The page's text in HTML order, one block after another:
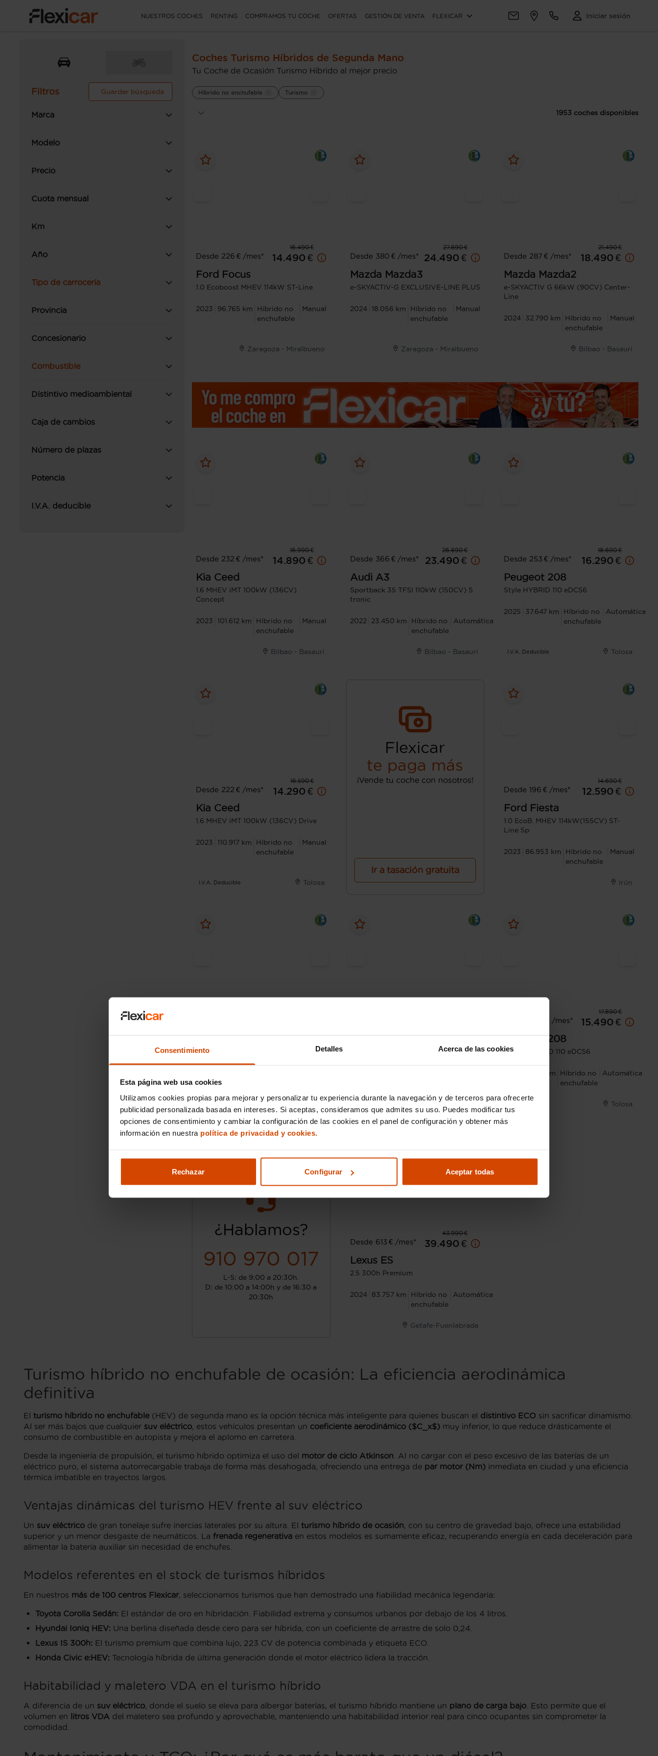
Consentimiento Detalles Acerca de las cookies
Esta página web usa cookies
Utilizamos cookies propias para mejorar y personalizar tu experiencia durante la navegación y de terceros para ofrecerte
publicidad personalizada basada en intereses. Si aceptas, consideramos que admites su uso. Puedes modificar tus
opciones de consentimiento y cambiar la configuración de las cookies en el panel de configuración y obtener más
información en nuestra política de privacidad y cookies.
Rechazar Configurar Aceptar todas
NUESTROS COCHES RENTING COMPRAMOS TU COCHE OFERTAS GESTIÓN DE VENTA FLEXICAR Iniciar sesión
Filtros Guardar búsqueda
Marca
Modelo
Precio
Cuota mensual
Km
Año
Tipo de carrocería
Provincia
Concesionario
Combustible
Distintivo medioambiental
Caja de cambios
Número de plazas
Potencia
I.V.A. deducible
Coches Turismo Híbridos de Segunda Mano
Tu Coche de Ocasión Turismo Híbrido al mejor precio
Híbrido no enchufable Turismo
1953 coches disponibles
16.490 €
Desde 226 € /mes*
14.490 €
Ford Focus
1.0 Ecoboost MHEV 114kW ST-Line
2023 96.765 km
Híbrido no
enchufable
Manual
Zaragoza - Miralbueno
27.890 €
Desde 380 € /mes*
24.490 €
Mazda Mazda3
e-SKYACTIV-G EXCLUSIVE-LINE PLUS
2024 18.056 km
Híbrido no
enchufable
Manual
Zaragoza - Miralbueno
21.490 €
Desde 287 € /mes*
18.490 €
Mazda Mazda2
e-SKYACTIV G 66kW (90CV) Center-
Line
2024 32.790 km
Híbrido no
enchufable
Manual
Bilbao - Basauri
16.990 €
Desde 232 € /mes*
14.890 €
Kia Ceed
1.6 MHEV iMT 100kW (136CV)
Concept
2023 101.612 km
Híbrido no
enchufable
Manual
Bilbao - Basauri
26.890 €
Desde 366 € /mes*
23.490 €
Audi A3
Sportback 35 TFSI 110kW (150CV) S
tronic
2022 23.450 km
Híbrido no
enchufable
Automática
Bilbao - Basauri
18.690 €
Desde 253 € /mes*
16.290 €
Peugeot 208
Style HYBRID 110 eDCS6
2025 37.647 km
Híbrido no
enchufable
Automática
I.V.A. Deducible Tolosa
16.590 €
Desde 222 € /mes*
14.290 €
Kia Ceed
1.6 MHEV iMT 100kW (136CV) Drive
2023 110.917 km
Híbrido no
enchufable
Manual
I.V.A. Deducible Tolosa
Flexicar
te paga más
¡Vende tu coche con nosotros!
Ir a tasación gratuita
14.690 €
Desde 196 € /mes*
12.590 €
Ford Fiesta
1.0 EcoB. MHEV 114kW(155CV) ST-
Line 5p
2023 86.953 km
Híbrido no
enchufable
Manual
Irún
1.0 TGDI 74kW (100CV) 48V N Line
Zaragoza - Cogullada Zaragoza - Cogullada
17.890 €
Desde 240 € /mes*
15.490 €
208
Allure HYBRID 110 eDCS6
8.752 km
Híbrido no
enchufable
Automática
Tolosa
¿Hablamos?
910 970 017
L-S: de 9:00 a 20:30h.
D: de 10:00 a 14:00h y de 16:30 a
20:30h
43.990 €
Desde 613 € /mes*
39.490 €
Lexus ES
2.5 300h Premium
2024 83.757 km
Híbrido no
enchufable
Automática
Getafe-Fuenlabrada
Turismo híbrido no enchufable de ocasión: La eficiencia aerodinámica
definitiva
El turismo híbrido no enchufable (HEV) de segunda mano es la opción técnica más inteligente para quienes buscan el distintivo ECO sin sacrificar dinamismo.
Al ser más bajos que cualquier suv eléctrico, estos vehículos presentan un coeficiente aerodinámico ($C_x$) muy inferior, lo que reduce drásticamente el
consumo de combustible en autopista y mejora el aplomo en carretera.
Desde la ingeniería de propulsión, el turismo híbrido optimiza el uso del motor de ciclo Atkinson . Al no cargar con el peso excesivo de las baterías de un
eléctrico puro, el sistema autorrecargable trabaja de forma más desahogada, ofreciendo una entrega de par motor (Nm) inmediata en ciudad y una eficiencia
térmica imbatible en trayectos largos.
Ventajas dinámicas del turismo HEV frente al suv eléctrico
Un suv eléctrico de gran tonelaje sufre inercias laterales por su altura. El turismo híbrido de ocasión, con su centro de gravedad bajo, ofrece una estabilidad
superior y un menor desgaste de neumáticos. La frenada regenerativa en estos modelos es sumamente eficaz, recuperando energía en cada deceleración para
alimentar la batería auxiliar sin necesidad de enchufes.
Modelos referentes en el stock de turismos híbridos
En nuestros más de 100 centros Flexicar, seleccionamos turismos que han demostrado una fiabilidad mecánica legendaria:
Toyota Corolla Sedán: El estándar de oro en hibridación. Fiabilidad extrema y consumos urbanos por debajo de los 4 litros.
Hyundai Ioniq HEV: Una berlina diseñada desde cero para ser híbrida, con un coeficiente de arrastre de solo 0,24.
Lexus IS 300h: El turismo premium que combina lujo, 223 CV de potencia combinada y etiqueta ECO.
Honda Civic e:HEV: Tecnología híbrida de última generación donde el motor eléctrico lidera la tracción.
Habitabilidad y maletero VDA en el turismo híbrido
A diferencia de un suv eléctrico, donde el suelo se eleva para albergar baterías, el turismo híbrido mantiene un plano de carga bajo . Esto permite que el
volumen en litros VDA del maletero sea profundo y aprovechable, manteniendo una habitabilidad interior real para cinco ocupantes sin comprometer la
comodidad.